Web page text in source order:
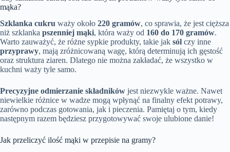
mąka?
Szklanka cukru waży około 220 gramów, co sprawia, że jest cięższa
niż szklanka pszenniej mąki, która waży od 160 do 170 gramów.
Warto zauważyć, że różne sypkie produkty, takie jak sól czy inne
przyprawy, mają zróżnicowaną wagę, którą determinują ich gęstość
oraz struktura ziaren. Dlatego nie można zakładać, że wszystko w
kuchni waży tyle samo.
Precyzyjne odmierzanie składników jest niezwykle ważne. Nawet
niewielkie różnice w wadze mogą wpłynąć na finalny efekt potrawy,
zarówno podczas gotowania, jak i pieczenia. Pamiętaj o tym, kiedy
następnym razem będziesz przygotowywać swoje ulubione danie!
Jak przeliczyć ilość mąki w przepisie na gramy?